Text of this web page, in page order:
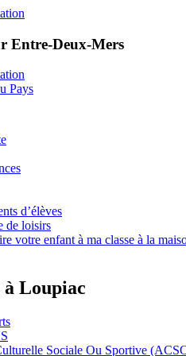
Entre-Deux-Mers
Pays
d’élèves
de loisirs
votre enfant à ma classe à la
à Loupiac
Sociale Ou Sportive